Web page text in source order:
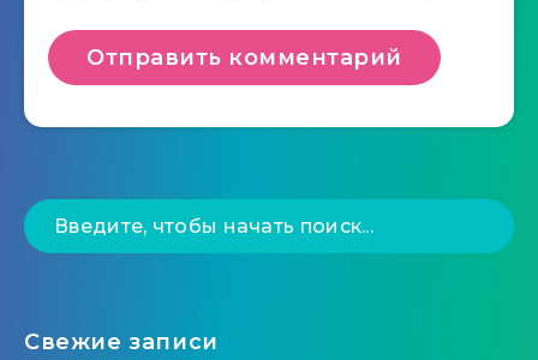
Свежие записи